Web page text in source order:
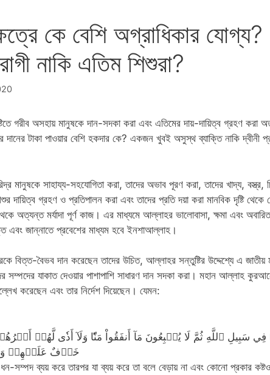
কে বেশি অগ্রাধিকার
নাকি এতিম শিশুরা?
গরীব অসহায় মানুষকে দান-সদকা করা এবং এতিমের দায়-দায়িত্ব গ্রহণ
টাকা পাওয়ার বেশি হকদার কে? একজন খুবই অসুস্থ ব্যাক্তি নাকি দ্বীনী
মানুষকে সাহায্য-সহযোগিতা করা, তাদের অভাব পূরণ করা, তাদের খাদ্য, বস্ত্র,
দায়িত্ব গ্রহণ ও প্রতিপালন করা এবং তাদের প্রতি দয়া করা মানবিক দৃষ্টি
অত্যন্ত মর্যাদা পূর্ণ কাজ।‌ এর মাধ্যমে আল্লাহর ভালোবাসা, ক্ষমা এবং
এবং জান্নাতে প্রবেশের মাধ্যম হবে ইনশাআল্লাহ।
বিত্ত-বৈভব দান করেছেন তাদের উচিত, আল্লাহর সন্তুষ্টির উদ্দেশ্যে এ
সম্পদের যাকাত দেওয়ার পাশাপাশি সাধারণ দান সদকা করা। মহান আল্লাহ
করেছেন এবং তার নির্দেশ দিয়েছেন। যেমন:
سَبِيلِ ٱللَّهِ ثُمَّ لَا يُتۡبِعُونَ مَآ أَنفَقُواْ مَنّٗا وَلَآ أَذٗى لَّهُمۡ
خَوۡفٌ عَلَيۡهِمۡ
সম্পদ ব্যয় করে তারপর যা ব্যয় করে তা বলে বেড়ায় না এবং কোনো প্রকার কষ্টও